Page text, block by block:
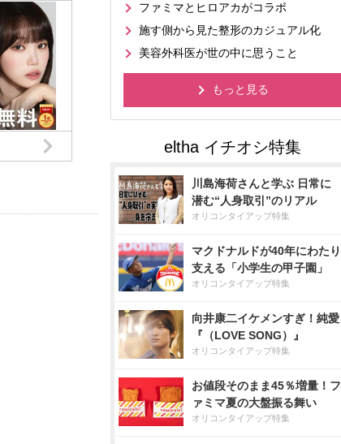
ファミマとヒロアカがコラボ
施す側から見た整形のカジュアル化
美容外科医が世の中に思うこと
もっと見る
川島海荷さんと学ぶ 日常に
潜む“人身取引”のリアル
オリコンタイアップ特集
マクドナルドが40年にわたり
支える「小学生の甲子園」
オリコンタイアップ特集
向井康二イケメンすぎ！純愛
『（LOVE SONG）』
オリコンタイアップ特集
お値段そのまま45％増量！フ
ァミマ夏の大盤振る舞い
オリコンタイアップ特集